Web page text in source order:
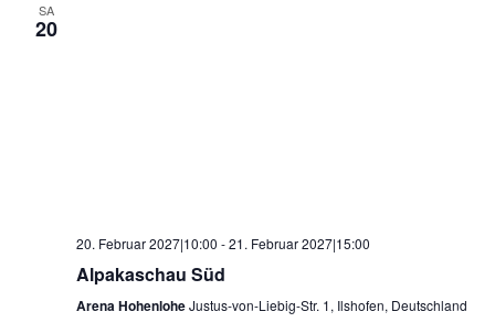
SA
20
20. Februar 2027|10:00 -21. Februar 2027|15:00
Alpakaschau Süd
Arena HohenloheJustus-von-Liebig-Str. 1, Ilshofen, Deutschland